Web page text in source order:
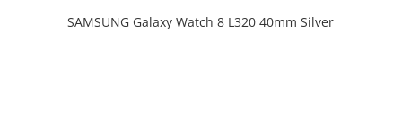
SAMSUNG Galaxy Watch 8 L320 40mm Silver